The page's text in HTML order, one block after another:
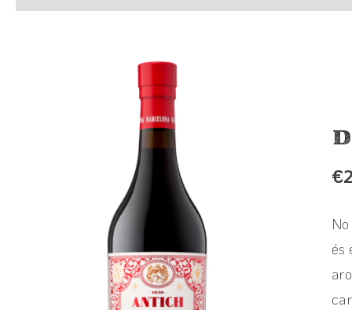
€
és